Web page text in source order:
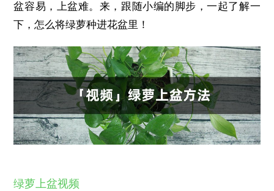
盆容易，上盆难。来，跟随小编的脚步，一起了解一
下，怎么将绿萝种进花盆里！
绿萝上盆视频